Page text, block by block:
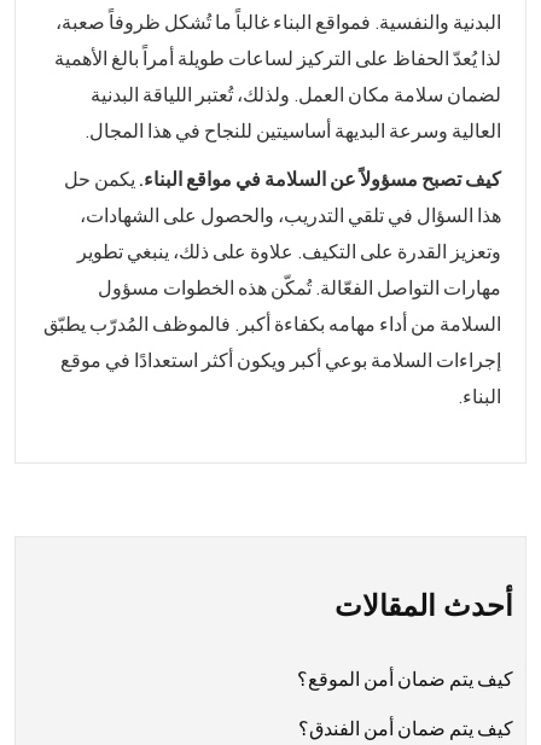
البدنية والنفسية. فمواقع البناء غالباً ما تُشكل ظروفاً صعبة،
لذا يُعدّ الحفاظ على التركيز لساعات طويلة أمراً بالغ الأهمية
لضمان سلامة مكان العمل. ولذلك، تُعتبر اللياقة البدنية
العالية وسرعة البديهة أساسيتين للنجاح في هذا المجال.
كيف تصبح مسؤولاً عن السلامة في مواقع البناء. يكمن حل
هذا السؤال في تلقي التدريب، والحصول على الشهادات،
وتعزيز القدرة على التكيف. علاوة على ذلك، ينبغي تطوير
مهارات التواصل الفعّالة. تُمكّن هذه الخطوات مسؤول
السلامة من أداء مهامه بكفاءة أكبر. فالموظف المُدرّب يطبّق
إجراءات السلامة بوعي أكبر ويكون أكثر استعدادًا في موقع
البناء.
أحدث المقالات
كيف يتم ضمان أمن الموقع؟
كيف يتم ضمان أمن الفندق؟